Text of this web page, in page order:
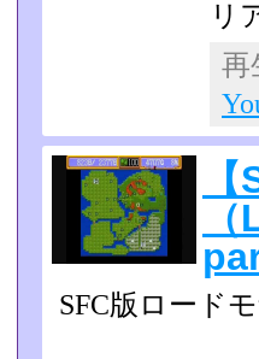
リ
SFC版ロード